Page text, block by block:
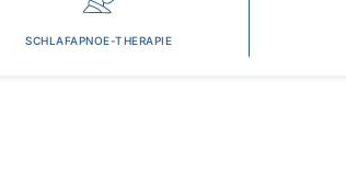
SCHLAFAPNOE-THERAPIE